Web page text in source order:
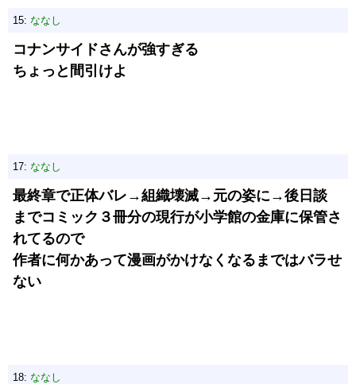
15: ななし
コナンサイドさんが強すぎる
ちょっと間引けよ
17: ななし
最終章で正体バレ→組織壊滅→元の姿に→後日談
までコミック３冊分の現行が小学館の金庫に保管さ
れてるので
作者に何かあって漫画がかけなくなるまではバラせ
ない
18: ななし